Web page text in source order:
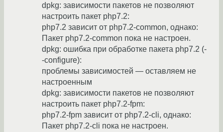
dpkg: зависимости пакетов не позволяют
настроить пакет php7.2:
php7.2 зависит от php7.2-common, однако:
Пакет php7.2-common пока не настроен.
dpkg: ошибка при обработке пакета php7.2 (-
-configure):
проблемы зависимостей — оставляем не
настроенным
dpkg: зависимости пакетов не позволяют
настроить пакет php7.2-fpm:
php7.2-fpm зависит от php7.2-cli, однако:
Пакет php7.2-cli пока не настроен.